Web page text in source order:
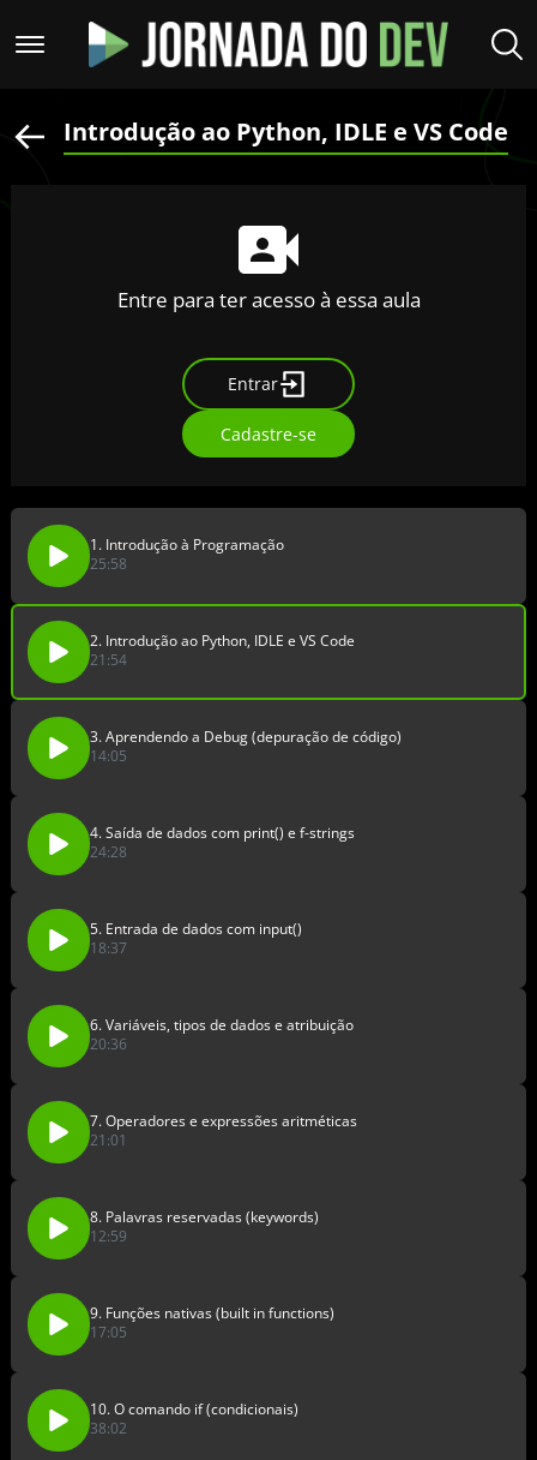
Introdução ao Python, IDLE e VS Code
Entre para ter acesso à essa aula
Entrar
Cadastre-se
1. Introdução à Programação
25:58
2. Introdução ao Python, IDLE e VS Code
21:54
3. Aprendendo a Debug (depuração de código)
14:05
4. Saída de dados com print() e f-strings
24:28
5. Entrada de dados com input()
18:37
6. Variáveis, tipos de dados e atribuição
20:36
7. Operadores e expressões aritméticas
21:01
8. Palavras reservadas (keywords)
12:59
9. Funções nativas (built in functions)
17:05
10. O comando if (condicionais)
38:02